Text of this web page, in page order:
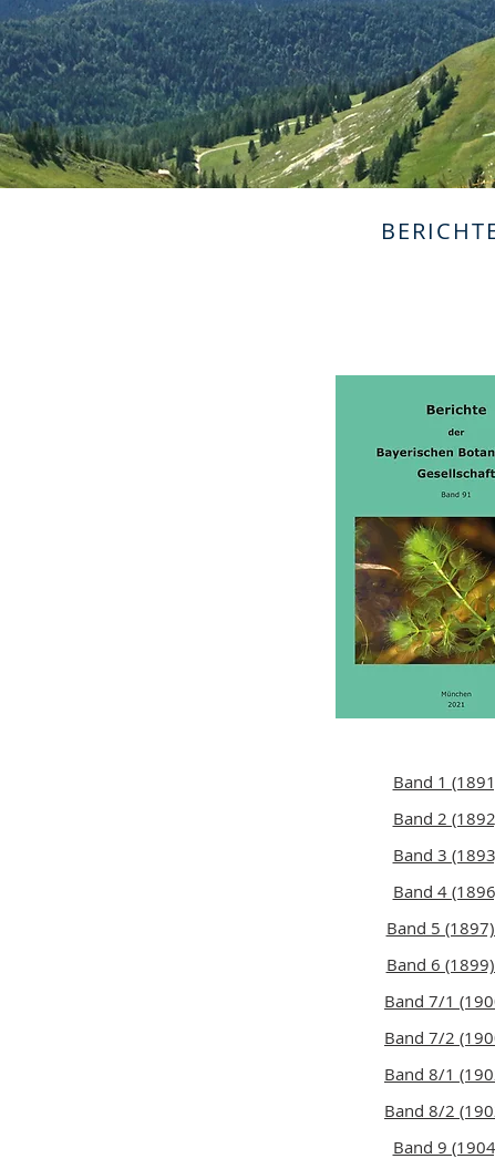
Band 1
Band 2
Band 3
Band 4
Band 5
Band 6
Band 7/1
Band 7/2
Band 8/1
Band 8/2
Band 9